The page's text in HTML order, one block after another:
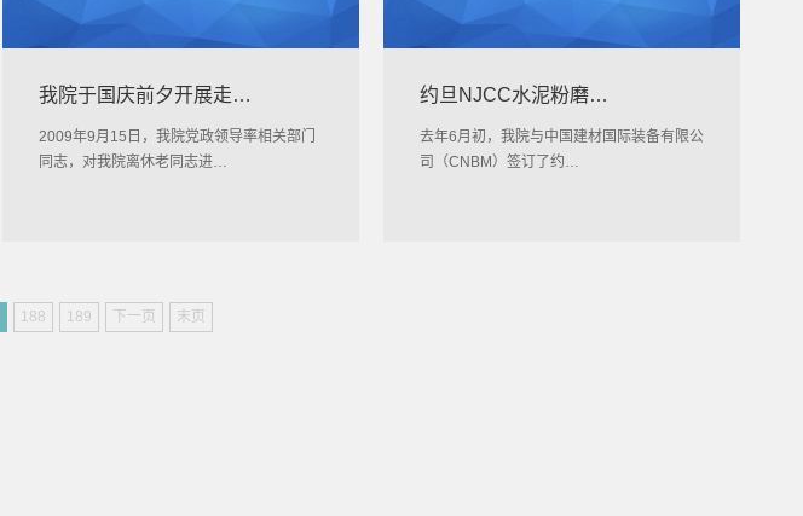
我院于国庆前夕开展走…
2009年9月15日，我院党政领导率相关部门
同志，对我院离休老同志进…
约旦NJCC水泥粉磨…
去年6月初，我院与中国建材国际装备有限公
司（CNBM）签订了约…
188 189 下一页 末页